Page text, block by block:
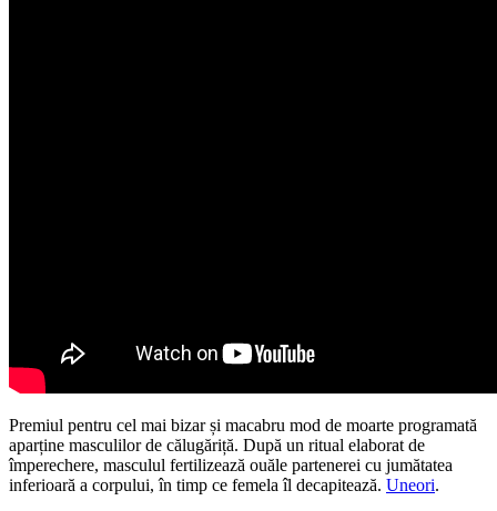
Premiul pentru cel mai bizar și macabru mod de moarte programată
aparține masculilor de călugăriță. După un ritual elaborat de
împerechere, masculul fertilizează ouăle partenerei cu jumătatea
inferioară a corpului, în timp ce femela îl decapitează. Uneori.